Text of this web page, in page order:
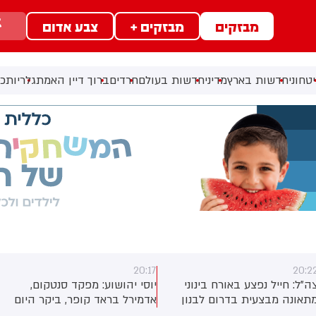
מבזקים מבזקים + צבע אדום
חדשות בארץמדיניחדשות בעולםחרדיםברוך דיין האמתגלריות
חייל נפצע באורח בינוני
מבצעית בדרום לבנון
20:17
יוסי יהושוע: מפקד סנטקום,
אדמירל בראד קופר, ביקר היום